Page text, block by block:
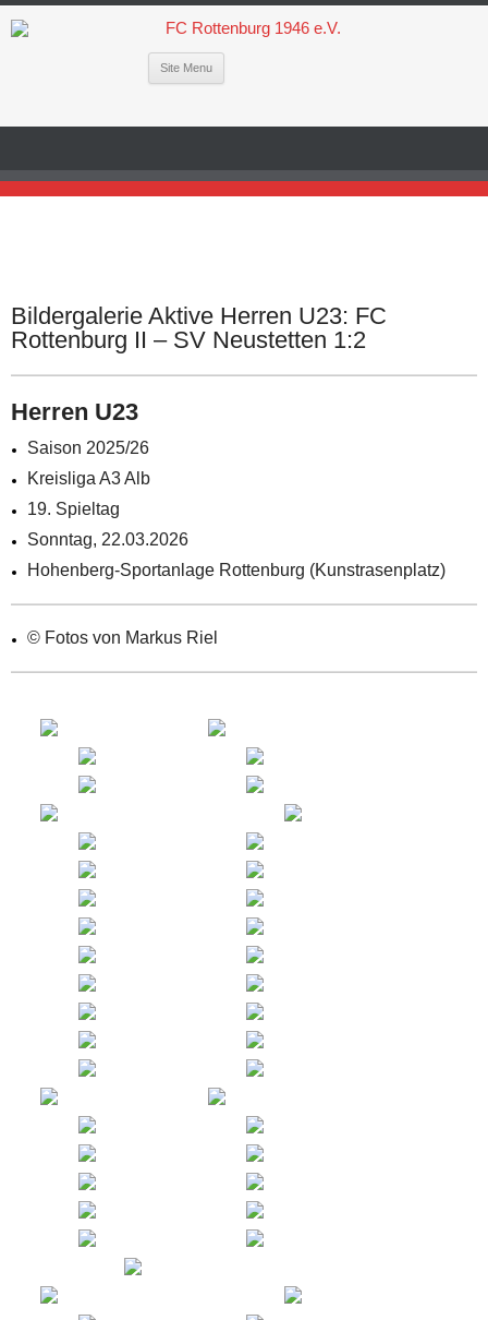
Site Menu
Bildergalerie Aktive Herren U23: FC
Rottenburg II – SV Neustetten 1:2
Herren U23
Saison 2025/26
Kreisliga A3 Alb
19. Spieltag
Sonntag, 22.03.2026
Hohenberg-Sportanlage Rottenburg (Kunstrasenplatz)
© Fotos von Markus Riel